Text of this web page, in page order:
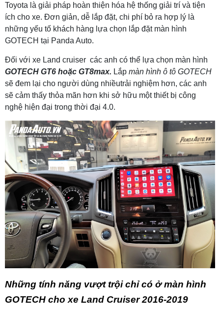
Toyota là giải pháp hoàn thiện hóa hệ thống giải trí và tiện
ích cho xe. Đơn giản, dễ lắp đặt, chi phí bỏ ra hợp lý là
những yếu tố khách hàng lựa chọn lắp đặt màn hình
GOTECH tại Panda Auto.
Đối với xe Land cruiser các anh có thể lựa chọn màn hình
GOTECH GT6 hoặc GT8max. Lắp màn hình ô tô GOTECH
sẽ đem lại cho người dùng nhiềutrải nghiệm hơn, các anh
sẽ cảm thấy thỏa mãn hơn khi sở hữu một thiết bị công
nghệ hiện đại trong thời đại 4.0.
Những tính năng vượt trội chỉ có ở màn hình
GOTECH cho xe Land Cruiser 2016-2019